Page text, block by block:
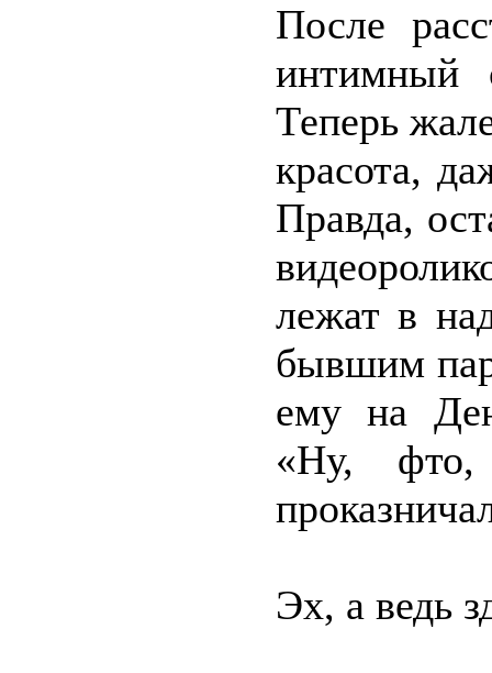
После
интимный
Теперь
красота,
Правда,
лежат в
бывшим
ему на
«Ну,
Эх, а ведь